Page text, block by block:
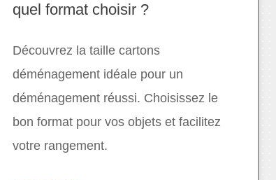
quel format choisir ?
Découvrez la taille cartons
déménagement idéale pour un
déménagement réussi. Choisissez le
bon format pour vos objets et facilitez
votre rangement.